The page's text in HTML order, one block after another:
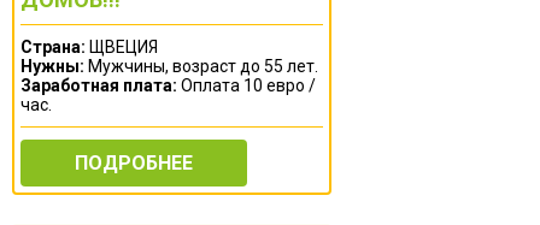
Страна: ЩВЕЦИЯ
Нужны: Мужчины, возраст до 55 лет.
Заработная плата: Оплата 10 евро /
час.
ПОДРОБНЕЕ